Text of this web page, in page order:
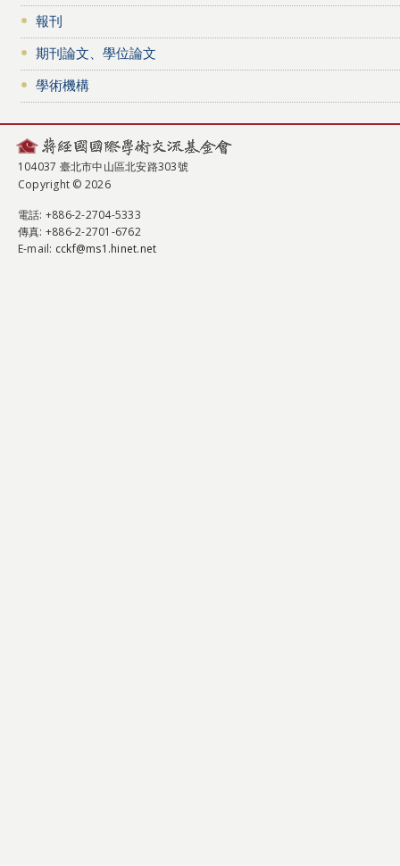
報刊
期刊論文、學位論文
學術機構
104037 臺北市中山區北安路303號
Copyright © 2026
電話: +886-2-2704-5333
傳真: +886-2-2701-6762
E-mail: cckf@ms1.hinet.net